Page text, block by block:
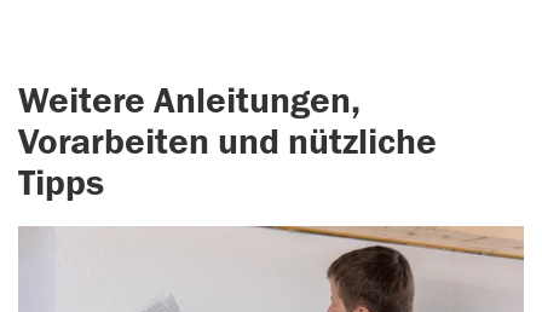
Weitere Anleitungen,
Vorarbeiten und nützliche
Tipps